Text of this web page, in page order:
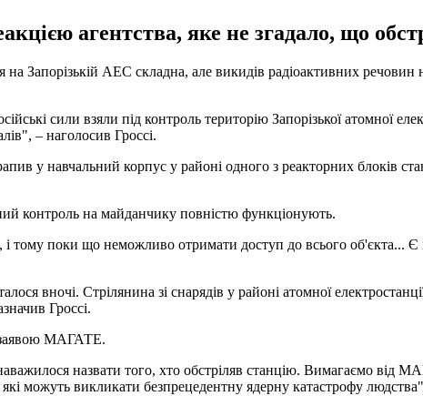
агентства, яке не згадало, що
Запорізькій АЕС складна, але викидів радіоактивних речовин
сили взяли під контроль територію Запорізької атомної
– наголосив Гроссі.
у навчальний корпус у районі одного з реакторних блоків
контроль на майданчику повністю функціонують.
тому поки що неможливо отримати доступ до всього об'єкта...
вночі. Стрілянина зі снарядів у районі атомної
Гроссі.
заявою МАГАТЕ.
назвати того, хто обстріляв станцію. Вимагаємо від
можуть викликати безпрецедентну ядерну катастрофу